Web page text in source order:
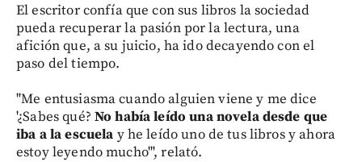
El escritor confía que con sus libros la sociedad
pueda recuperar la pasión por la lectura, una
afición que, a su juicio, ha ido decayendo con el
paso del tiempo.
"Me entusiasma cuando alguien viene y me dice
'¿Sabes qué? No había leído una novela desde que
iba a la escuela y he leído uno de tus libros y ahora
estoy leyendo mucho'", relató.